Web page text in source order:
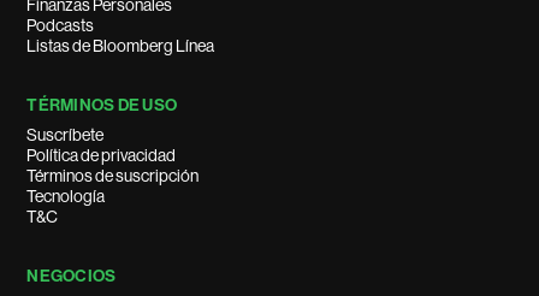
Finanzas Personales
Podcasts
Listas de Bloomberg Línea
TÉRMINOS DE USO
Suscríbete
Política de privacidad
Términos de suscripción
Tecnología
T&C
NEGOCIOS